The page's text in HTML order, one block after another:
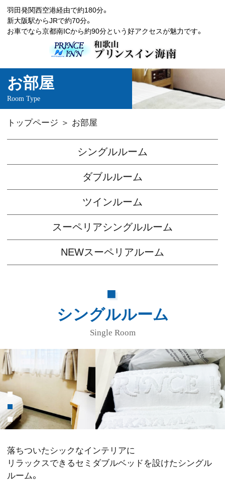
羽田発関西空港経由で約180分。
新大阪駅からJRで約70分。
お車でなら京都南ICから約90分という好アクセスが魅力です。
お部屋
Room Type
トップページ お部屋
シングルルーム
ダブルルーム
ツインルーム
スーペリアシングルルーム
NEWスーペリアルーム
シングルルーム
Single Room
落ちついたシックなインテリアに
リラックスできるセミダブルベッドを設けたシングル
ルーム。